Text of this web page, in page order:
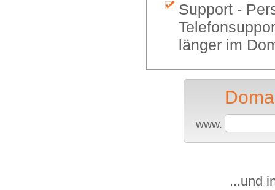
Support -
länger im
www.
...und